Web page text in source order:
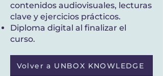
contenidos audiovisuales, lecturas
clave y ejercicios prácticos.
Diploma digital al finalizar el
curso.
Volver a UNBOX KNOWLEDGE